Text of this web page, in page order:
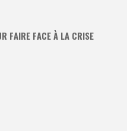
FAIRE FACE À LA CRISE